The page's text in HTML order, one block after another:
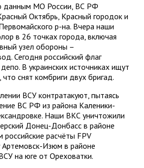
данным МО России, ВС РФ
Октябрь, Красный городок и
р-на. Вчера наши
в 26 точках города, включая
узел обороны –
Сегодня российский флаг
В украинских источниках ищут
снят комбриги двух бригад.
ВСУ контратакуют, пытаясь
ВС РФ из района Каленики-
Наши ВКС уничтожили
Донец-Донбасс в районе
расчёты FPV
Артемовск-Изюм в районе
на юге от Ореховатки.